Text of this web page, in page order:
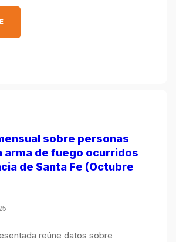
: INFOGRAFÍA MENSUAL SOBRE PERSONAS
sobre personas
arma de fuego ocurridos
de Santa Fe (Octubre
reúne datos sobre